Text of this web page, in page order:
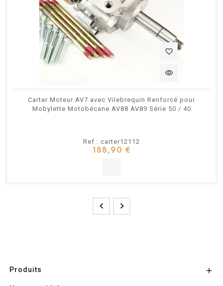
favorite_border
visibility
Carter Moteur AV7 avec Vilebrequin Renforcé pour
Mobylette Motobécane AV88 AV89 Série 50 / 40
Ref : carter12112
188,90 €
 
Produits 